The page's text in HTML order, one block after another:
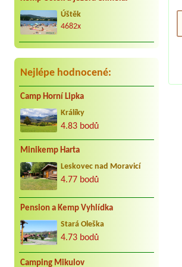
kar. cca 25 let do Jindřiše vždy
radostně. Děkujeme Vaculovi, Brno.
Úštěk
4682x
Nejlépe hodnocené:
Camp Horní Lipka
Králíky
4.83 bodů
Minikemp Harta
Leskovec nad Moravicí
4.77 bodů
Pension a Kemp Vyhlídka
Stará Oleška
4.73 bodů
Camping Mikulov